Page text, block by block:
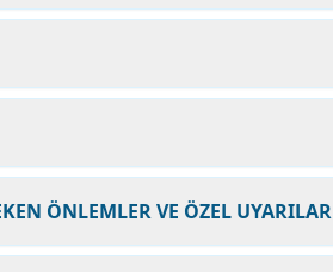
ÖNLEMLER VE ÖZEL UYARILAR